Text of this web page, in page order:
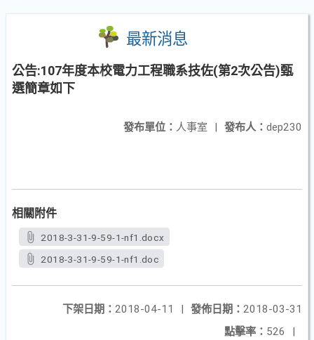
最新消息
公告:107年度本校電力工程職系技佐(第2次公告)甄
選簡章如下
發布人： dep230
發布單位： 人事室 |
相關附件
2018-3-31-9-59-1-nf1.docx
2018-3-31-9-59-1-nf1.doc
發佈日期： 2018-03-31
下架日期： 2018-04-11
|
點擊率： 526 |